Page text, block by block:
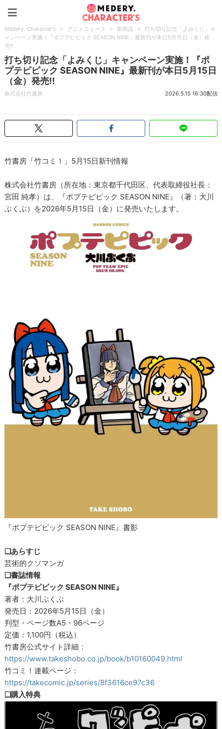
Medery. Character's > アニメニュース > 新商品 >
打ち切り記念「よみくじ」キ
ャンペーン実施！『ポプテピピック SEASON NINE』最新刊が本日5月15日（金）発
売!!
打ち切り記念「よみくじ」キャンペーン実施！『ポ
プテピピック SEASON NINE』最新刊が本日5月15日
（金）発売!!
株式会社竹書房 2026.5.15 16:30配信
竹書房「竹コミ！」5月15日新刊情報
株式会社竹書房（所在地：東京都千代田区、代表取締役社長：
宮田 純孝）は、『ポプテピピック SEASON NINE』（著：大川
ぶくぶ）を2026年5月15日（金）に発売いたします。
『ポプテピピック SEASON NINE』書影
❏あらすじ
芸術的クソマンガ
❑書誌情報
『ポプテピピック SEASON NINE』
著者：大川ぶくぶ
発売日：2026年5月15日（金）
判型・ページ数A5・96ページ
定価：1,100円（税込）
竹書房公式サイト詳細：
https://www.takeshobo.co.jp/book/b10160049.html
竹コミ！連載ページ：
https://takecomic.jp/series/8f3616ce97c36
❏購入特典